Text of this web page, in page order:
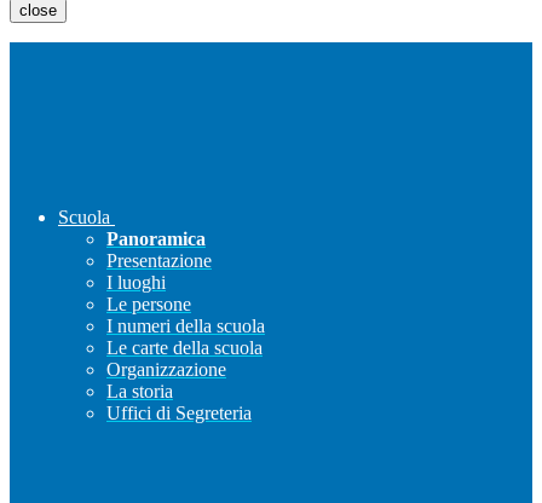
close
Scuola
Panoramica
Presentazione
I luoghi
Le persone
I numeri della scuola
Le carte della scuola
Organizzazione
La storia
Uffici di Segreteria